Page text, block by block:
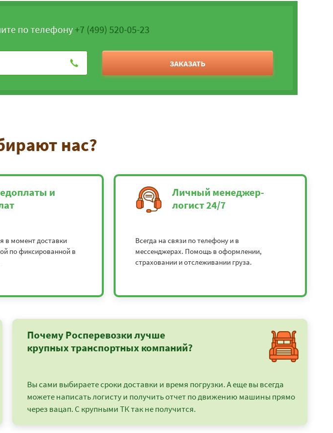
по телефону+7 (499) 520-05-23
ЗАКАЗАТЬ
нас?
и
в момент доставки
по фиксированной в
Личный менеджер-
логист 24/7
Всегда на связи по телефону и в
мессенджерах. Помощь в оформлении,
страховании и отслеживании груза.
Почему Росперевозки лучше
крупных транспортных компаний?
Вы сами выбираете сроки доставки и время погрузки. А еще вы всегда
можете написать логисту и получить отчет по движению машины прямо
через вацап. С крупными ТК так не получится.